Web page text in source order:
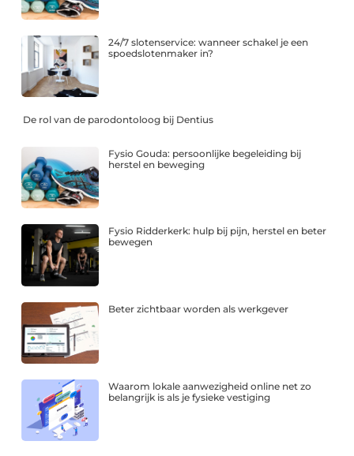
24/7 slotenservice: wanneer schakel je een
spoedslotenmaker in?
De rol van de parodontoloog bij Dentius
Fysio Gouda: persoonlijke begeleiding bij
herstel en beweging
Fysio Ridderkerk: hulp bij pijn, herstel en beter
bewegen
Beter zichtbaar worden als werkgever
Waarom lokale aanwezigheid online net zo
belangrijk is als je fysieke vestiging